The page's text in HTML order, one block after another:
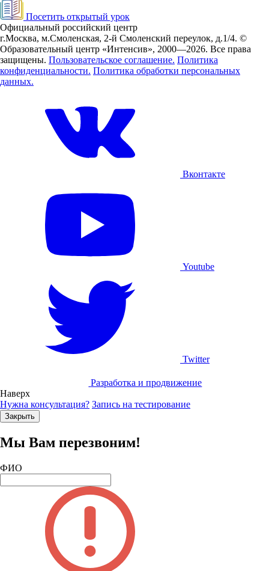
Посетить открытый урок
Официальный российский центр
г.Москва, м.Смоленская, 2-й Смоленский переулок, д.1/4. ©
Образовательный центр «Интенсив», 2000—2026. Все права
защищены. Пользовательское соглашение. Политика
конфиденциальности. Политика обработки персональных
данных.
Вконтакте
Youtube
Twitter
Разработка и продвижение
Наверх
Нужна консультация? Запись на тестирование
Закрыть
Мы Вам перезвоним!
ФИО